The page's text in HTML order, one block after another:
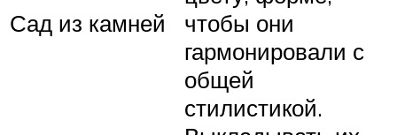
Сад из камней
чтобы они
гармонировали с
общей
стилистикой.